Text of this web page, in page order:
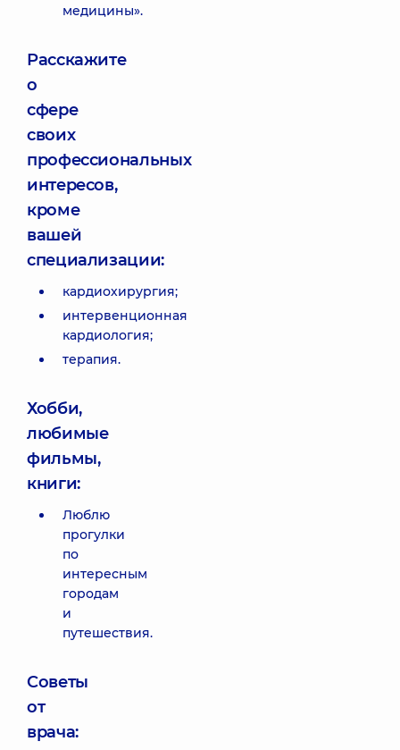
медицины».
Расскажите
о
сфере
своих
профессиональных
интересов,
кроме
вашей
специализации:
кардиохирургия;
интервенционная
кардиология;
терапия.
Хобби,
любимые
фильмы,
книги:
Люблю
прогулки
по
интересным
городам
и
путешествия.
Советы
от
врача: